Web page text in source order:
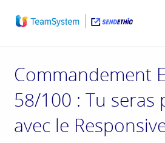
Commandement
58/100 : Tu seras
avec le